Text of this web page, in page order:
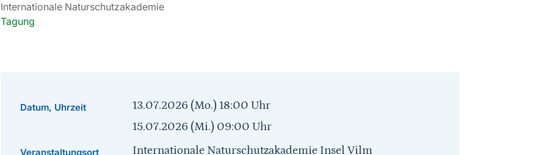
Internationale Naturschutzakademie
Tagung
Datum, Uhrzeit 13.07.2026 (Mo.) 18:00 Uhr
15.07.2026 (Mi.) 09:00 Uhr
Veranstaltungsort Internationale Naturschutzakademie Insel Vilm